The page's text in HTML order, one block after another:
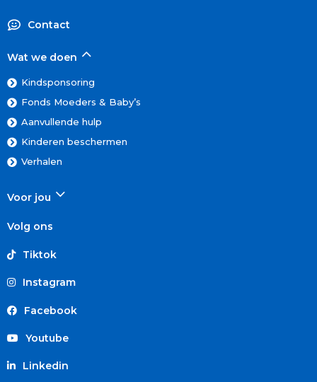
Contact
Wat we doen
Kindsponsoring
Fonds Moeders & Baby’s
Aanvullende hulp
Kinderen beschermen
Verhalen
Voor jou
Volg ons
Tiktok
Instagram
Facebook
Youtube
Linkedin